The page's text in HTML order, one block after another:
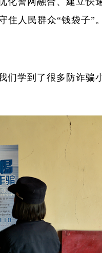
人民群众“钱袋子”。
学到了很多防诈骗